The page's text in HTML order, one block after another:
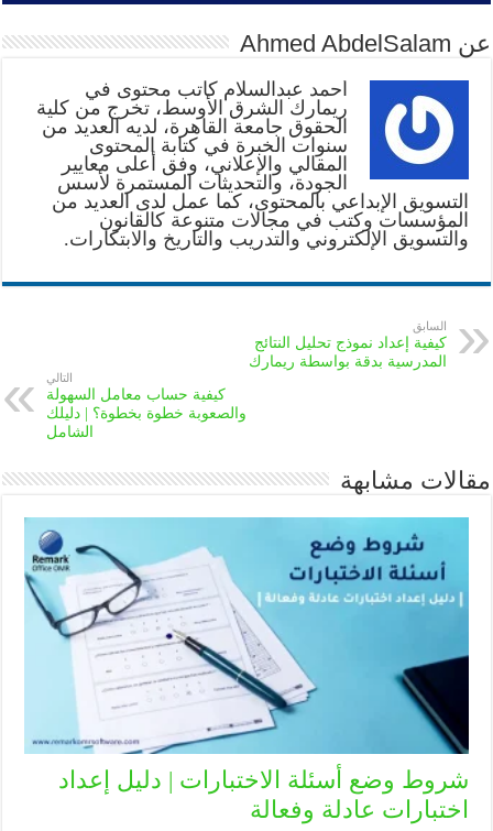
عن Ahmed AbdelSalam
أحمد عبدالسلام كاتب محتوى في
ريمارك الشرق الأوسط، تخرج من كلية
الحقوق جامعة القاهرة، لديه العديد من
سنوات الخبرة في كتابة المحتوى
المقالي والإعلاني، وفق أعلى معايير
الجودة، والتحديثات المستمرة لأسس
التسويق الإبداعي بالمحتوى، كما عمل لدى العديد من
المؤسسات وكتب في مجالات متنوعة كالقانون
والتسويق الإلكتروني والتدريب والتاريخ والابتكارات.
السابق
كيفية إعداد نموذج تحليل النتائج
المدرسية بدقة بواسطة ريمارك
التالي
كيفية حساب معامل السهولة
والصعوبة خطوة بخطوة؟ | دليلك
الشامل
مقالات مشابهة
شروط وضع أسئلة الاختبارات | دليل إعداد
اختبارات عادلة وفعالة